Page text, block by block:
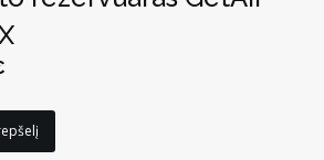
Current
40,30 €.